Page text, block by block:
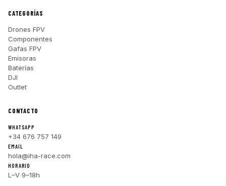
CATEGORÍAS
Drones FPV
Componentes
Gafas FPV
Emisoras
Baterías
DJI
Outlet
CONTACTO
WHATSAPP
+34 676 757 149
EMAIL
hola@iha-race.com
HORARIO
L–V 9–18h